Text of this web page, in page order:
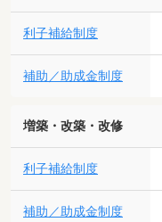
利子補給制度
補助／助成金制度
増築・改築・改修
利子補給制度
補助／助成金制度